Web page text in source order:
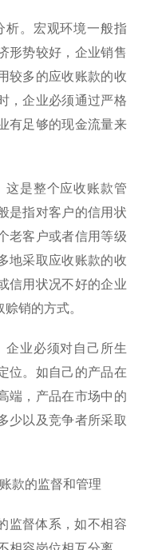
析。宏观环境一般指
形势较好，企业销售
较多的应收账款的收
，企业必须通过严格
有足够的现金流量来
这是整个应收账款管
是指对客户的信用状
老客户或者信用等级
地采取应收账款的收
信用状况不好的企业
销的方式。
企业必须对自己所生
位。如自己的产品在
端，产品在市场中的
少以及竞争者所采取
款的监督和管理
监督体系，如不相容